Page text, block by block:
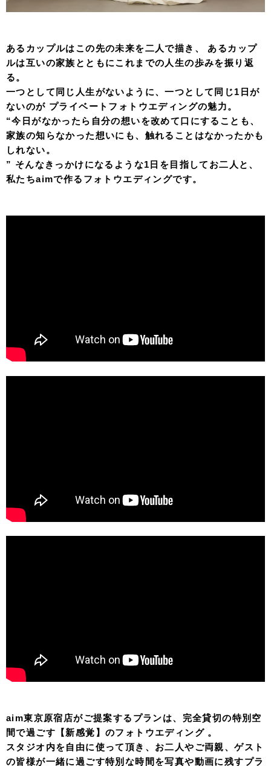
あるカップルはこの先の未来を二人で描き、 あるカップ
ルは互いの家族とともにこれまでの人生の歩みを振り返
る。
一つとして同じ人生がないように、一つとして同じ1日が
ないのが プライベートフォトウエディングの魅力。
“今日がなかったら自分の想いを改めて口にすることも、
家族の知らなかった想いにも、触れることはなかったかも
しれない。
” そんなきっかけになるような1日を目指してお二人と、
私たちaimで作るフォトウエディングです。
aim東京原宿店がご提案するプランは、完全貸切の特別空
間で過ごす【新感覚】のフォトウエディング 。
スタジオ内を自由に使って頂き、お二人やご両親、ゲスト
の皆様が一緒に過ごす特別な時間を写真や動画に残すプラ